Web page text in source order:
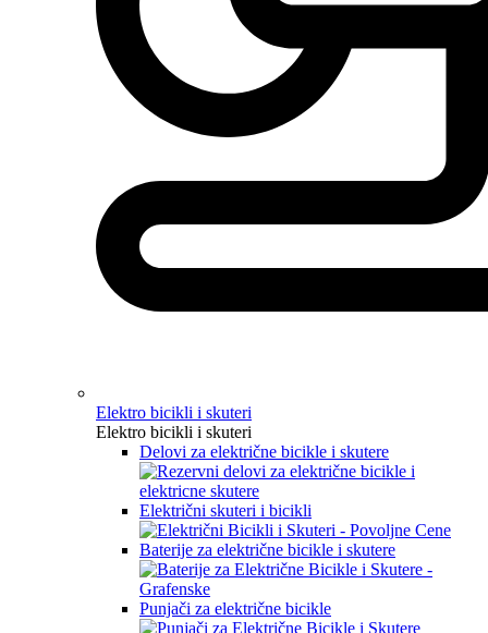
Elektro bicikli i skuteri
Elektro bicikli i skuteri
Delovi za električne bicikle i skutere
Električni skuteri i bicikli
Baterije za električne bicikle i skutere
Punjači za električne bicikle